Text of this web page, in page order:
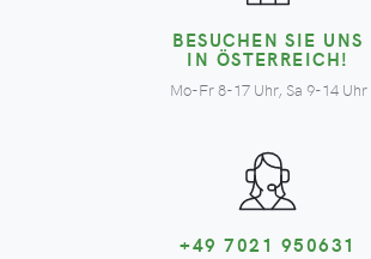
BESUCHEN SIE UNS
IN ÖSTERREICH!
Mo-Fr 8-17 Uhr, Sa 9-14 Uhr
+49 7021 950631